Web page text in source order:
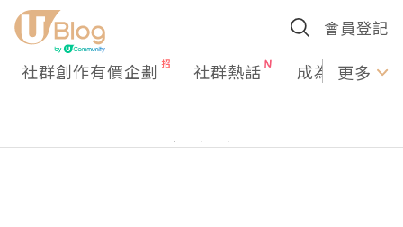
會員登記
社群創作有價企劃 社群熱話 成為U更多